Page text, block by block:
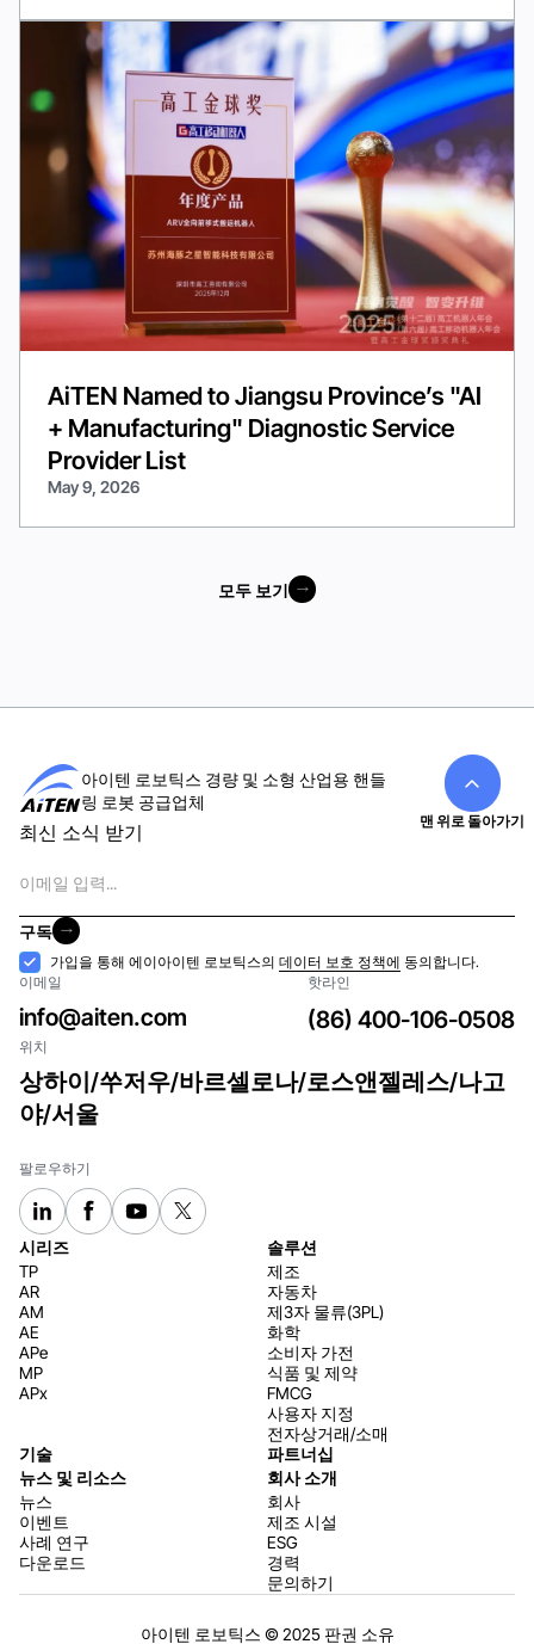
AiTEN Named to Jiangsu Province’s "AI
+ Manufacturing" Diagnostic Service
Provider List
May 9, 2026
모두 보기
아이텐 로보틱스 경량 및 소형 산업용 핸들
링 로봇 공급업체
최신 소식 받기
메
일
구독
구독
수
락
가입을 통해 에이아이텐 로보틱스의데이터 보호 정책에 동의합니다.
이메일
info@aiten.com
핫라인
(86) 400-106-0508
위치
상하이/쑤저우/바르셀로나/로스앤젤레스/나고
야/서울
팔로우하기
시리즈
TP
AR
AM
AE
APe
MP
APx
솔루션
제조
자동차
제3자 물류(3PL)
화학
소비자 가전
식품 및 제약
FMCG
사용자 지정
전자상거래/소매
기술
파트너십
뉴스 및 리소스
뉴스
이벤트
사례 연구
다운로드
회사 소개
회사
제조 시설
ESG
경력
문의하기
아이텐 로보틱스 © 2025 판권 소유
맨 위로 돌아가기